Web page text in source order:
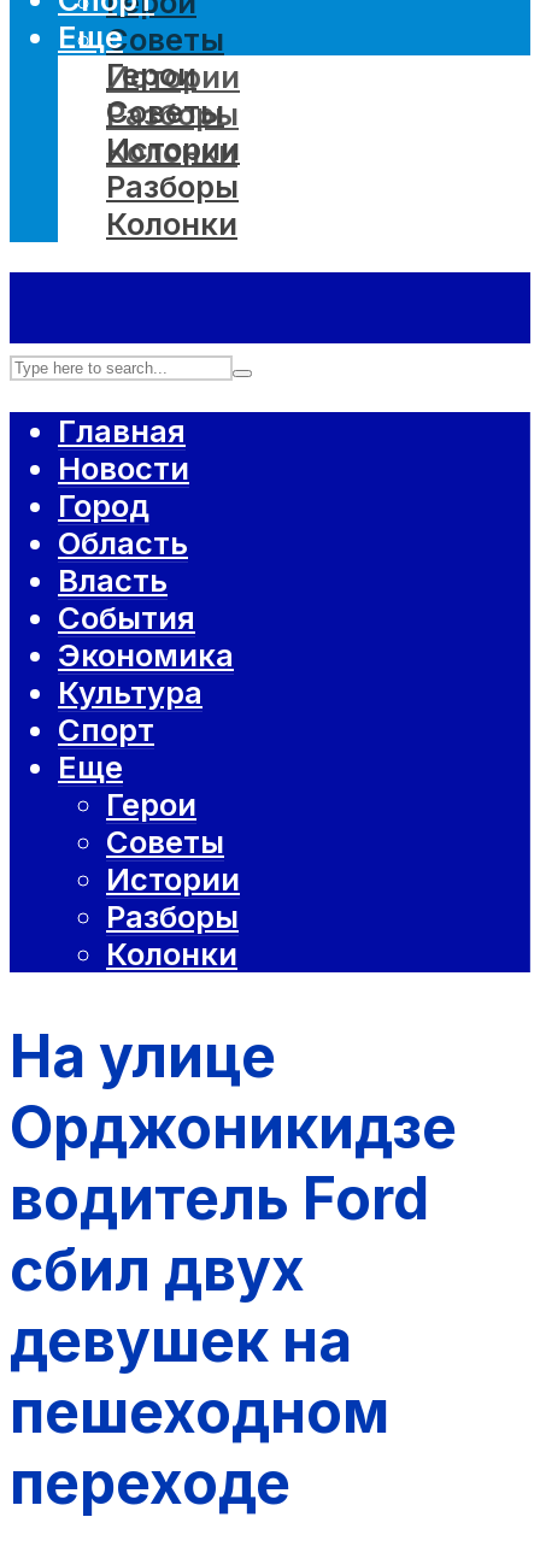
Советы
Истории
Разборы
Колонки
Еще
Герои
Советы
Истории
Разборы
Колонки
Главная
Новости
Город
Область
Власть
События
Экономика
Культура
Спорт
Еще
Герои
Советы
Истории
Разборы
Колонки
На улице
Орджоникидзе
водитель Ford
сбил двух
девушек на
пешеходном
переходе